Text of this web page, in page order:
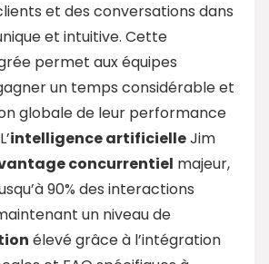
et des conversations dans
et intuitive. Cette
permet aux équipes
un temps considérable et
globale de leur performance
intelligence artificielleJim
concurrentiel majeur,
90% des interactions
un niveau de
élevé grâce à l’intégration